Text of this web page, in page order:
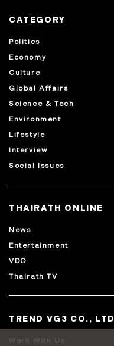
CATEGORY
Politics
Economy
Culture
Global Affairs
Science & Tech
Environment
Lifestyle
Interview
Social Issues
THAIRATH ONLINE
News
Entertainment
VDO
Thairath TV
TREND VG3 CO., LTD
Work With Us